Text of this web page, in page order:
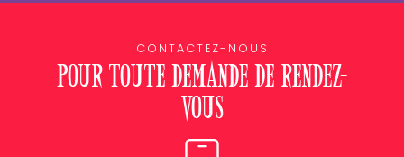
CONTACTEZ-NOUS
Pour toute demande de rendez-
vous